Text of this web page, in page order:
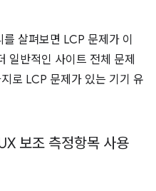
살펴보면 LCP 문제가 이
일반적인 사이트 전체 문제
로 LCP 문제가 있는 기기 유
보조 측정항목 사용